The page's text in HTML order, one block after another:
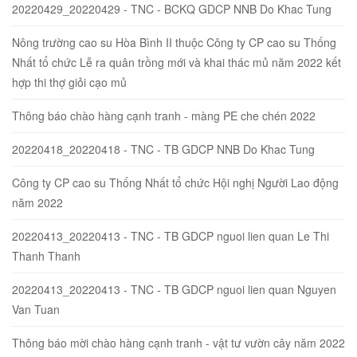
20220429_20220429 - TNC - BCKQ GDCP NNB Do Khac Tung
Nông trường cao su Hòa Bình II thuộc Công ty CP cao su Thống
Nhất tổ chức Lễ ra quân trồng mới và khai thác mủ năm 2022 kết
hợp thi thợ giỏi cạo mủ
Thông báo chào hàng cạnh tranh - màng PE che chén 2022
20220418_20220418 - TNC - TB GDCP NNB Do Khac Tung
Công ty CP cao su Thống Nhất tổ chức Hội nghị Người Lao động
năm 2022
20220413_20220413 - TNC - TB GDCP nguoi lien quan Le Thi
Thanh Thanh
20220413_20220413 - TNC - TB GDCP nguoi lien quan Nguyen
Van Tuan
Thông báo mời chào hàng cạnh tranh - vật tư vườn cây năm 2022